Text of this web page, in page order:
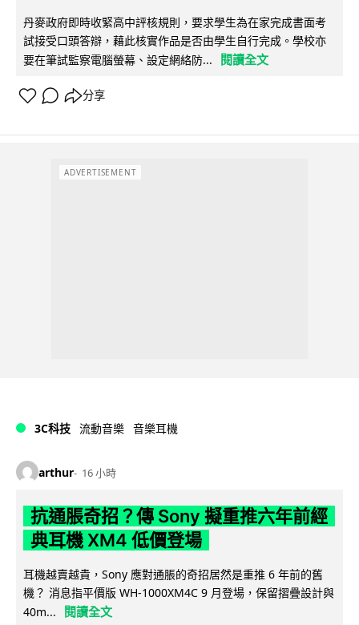
丹麥政府即時收緊高中評核規則，要求學生為在家完成書面考
試接受口頭答辯，藉此核實作品是否由學生自行完成。學校亦
要在筆試監察電腦螢幕、設定網絡防...
閱讀全文
分享
ADVERTISEMENT
3C科技 流動音樂 音樂耳機
arthur 16 小時
抗通脹奇招？傳 Sony 擬重推六年前經
典耳機 XM4 低價登場
耳機越賣越貴，Sony 應對通脹的奇招居然是重推 6 年前的舊
機？ 消息指平價版 WH-1000XM4C 9 月登場，保留摺疊設計與
40m...
閱讀全文